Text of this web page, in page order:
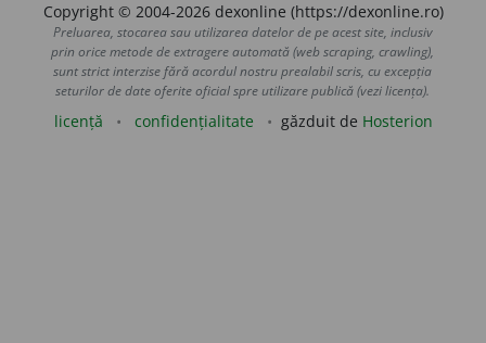
Copyright © 2004-2026 dexonline (https://dexonline.ro)
Preluarea, stocarea sau utilizarea datelor de pe acest site, inclusiv
prin orice metode de extragere automată (web scraping, crawling),
sunt strict interzise fără acordul nostru prealabil scris, cu excepția
seturilor de date oferite oficial spre utilizare publică (vezi licența).
licență confidențialitate găzduit de Hosterion